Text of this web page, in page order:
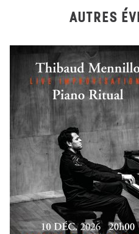
AUTRES